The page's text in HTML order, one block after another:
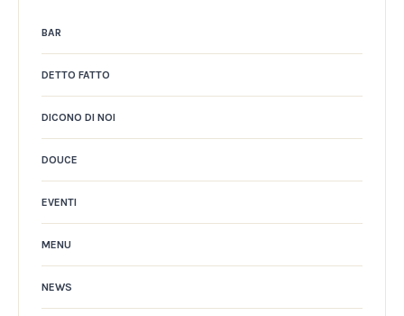
BAR
DETTO FATTO
DICONO DI NOI
DOUCE
EVENTI
MENU
NEWS